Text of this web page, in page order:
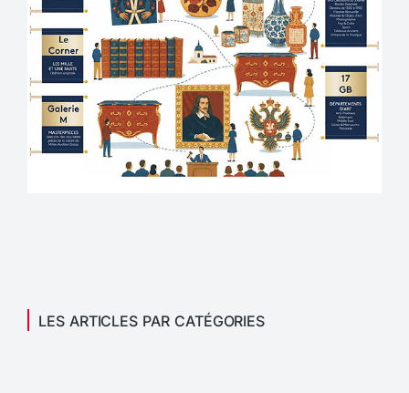
LES ARTICLES PAR CATÉGORIES